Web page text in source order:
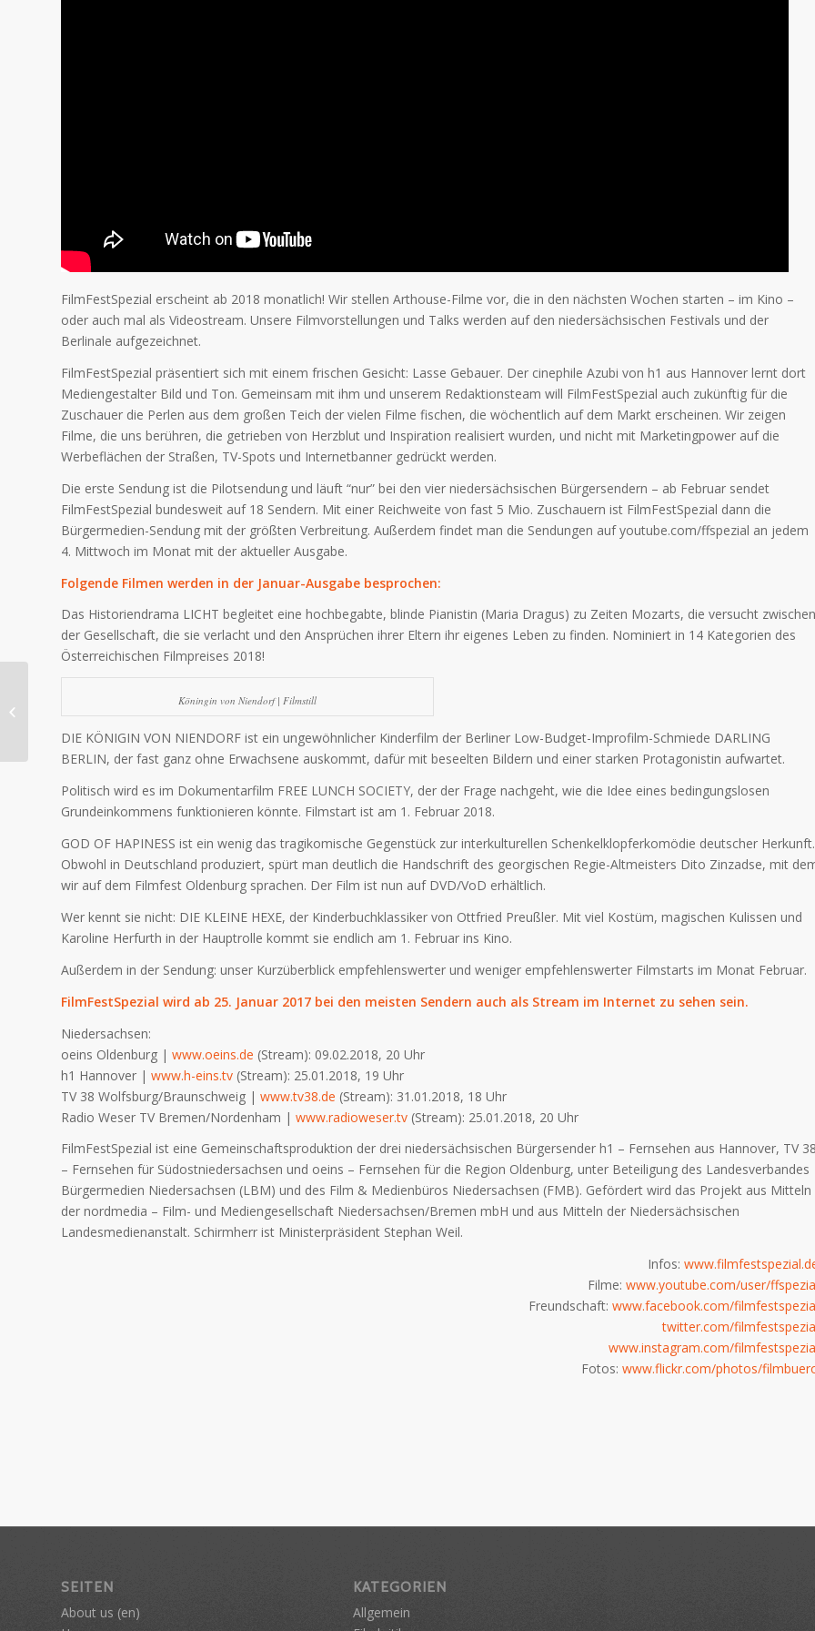
FilmFestSpezial erscheint ab 2018 monatlich! Wir stellen Arthouse-Filme vor, die in den nächsten Wochen starten – im Kino –
oder auch mal als Videostream. Unsere Filmvorstellungen und Talks werden auf den niedersächsischen Festivals und der
Berlinale aufgezeichnet.
FilmFestSpezial präsentiert sich mit einem frischen Gesicht: Lasse Gebauer. Der cinephile Azubi von h1 aus Hannover lernt dort
Mediengestalter Bild und Ton. Gemeinsam mit ihm und unserem Redaktionsteam will FilmFestSpezial auch zukünftig für die
Zuschauer die Perlen aus dem großen Teich der vielen Filme fischen, die wöchentlich auf dem Markt erscheinen. Wir zeigen
Filme, die uns berühren, die getrieben von Herzblut und Inspiration realisiert wurden, und nicht mit Marketingpower auf die
Werbeflächen der Straßen, TV-Spots und Internetbanner gedrückt werden.
Die erste Sendung ist die Pilotsendung und läuft “nur” bei den vier niedersächsischen Bürgersendern – ab Februar sendet
FilmFestSpezial bundesweit auf 18 Sendern. Mit einer Reichweite von fast 5 Mio. Zuschauern ist FilmFestSpezial dann die
Bürgermedien-Sendung mit der größten Verbreitung. Außerdem findet man die Sendungen auf youtube.com/ffspezial an jedem
4. Mittwoch im Monat mit der aktueller Ausgabe.
Folgende Filmen werden in der Januar-Ausgabe besprochen:
Das Historiendrama LICHT begleitet eine hochbegabte, blinde Pianistin (Maria Dragus) zu Zeiten Mozarts, die versucht zwischen
der Gesellschaft, die sie verlacht und den Ansprüchen ihrer Eltern ihr eigenes Leben zu finden. Nominiert in 14 Kategorien des
Österreichischen Filmpreises 2018!
Köningin von Niendorf | Filmstill
DIE KÖNIGIN VON NIENDORF ist ein ungewöhnlicher Kinderfilm der Berliner Low-Budget-Improfilm-Schmiede DARLING
BERLIN, der fast ganz ohne Erwachsene auskommt, dafür mit beseelten Bildern und einer starken Protagonistin aufwartet.
Politisch wird es im Dokumentarfilm FREE LUNCH SOCIETY, der der Frage nachgeht, wie die Idee eines bedingungslosen
Grundeinkommens funktionieren könnte. Filmstart ist am 1. Februar 2018.
GOD OF HAPINESS ist ein wenig das tragikomische Gegenstück zur interkulturellen Schenkelklopferkomödie deutscher Herkunft.
Obwohl in Deutschland produziert, spürt man deutlich die Handschrift des georgischen Regie-Altmeisters Dito Zinzadse, mit
wir auf dem Filmfest Oldenburg sprachen. Der Film ist nun auf DVD/VoD erhältlich.
Wer kennt sie nicht: DIE KLEINE HEXE, der Kinderbuchklassiker von Ottfried Preußler. Mit viel Kostüm, magischen Kulissen und
Karoline Herfurth in der Hauptrolle kommt sie endlich am 1. Februar ins Kino.
Außerdem in der Sendung: unser Kurzüberblick empfehlenswerter und weniger empfehlenswerter Filmstarts im Monat Februar.
FilmFestSpezial wird ab 25. Januar 2017 bei den meisten Sendern auch als Stream im Internet zu sehen sein.
Niedersachsen:
oeins Oldenburg | www.oeins.de (Stream): 09.02.2018, 20 Uhr
h1 Hannover | www.h-eins.tv (Stream): 25.01.2018, 19 Uhr
TV 38 Wolfsburg/Braunschweig | www.tv38.de (Stream): 31.01.2018, 18 Uhr
Radio Weser TV Bremen/Nordenham | www.radioweser.tv (Stream): 25.01.2018, 20 Uhr
FilmFestSpezial ist eine Gemeinschaftsproduktion der drei niedersächsischen Bürgersender h1 – Fernsehen aus Hannover, TV
– Fernsehen für Südostniedersachsen und oeins – Fernsehen für die Region Oldenburg, unter Beteiligung des Landesverbandes
Bürgermedien Niedersachsen (LBM) und des Film & Medienbüros Niedersachsen (FMB). Gefördert wird das Projekt aus Mitteln
der nordmedia – Film- und Mediengesellschaft Niedersachsen/Bremen mbH und aus Mitteln der Niedersächsischen
Landesmedienanstalt. Schirmherr ist Ministerpräsident Stephan Weil.
Infos:
Filme:www.youtube.com/user/
Freundschaft:www.facebook.com/
twitter.com/
www.instagram.com/
Fotos:www.flickr.com/photos/
SEITEN
About us (en)
KATEGORIEN
Allgemein
Sendung vom up and coming